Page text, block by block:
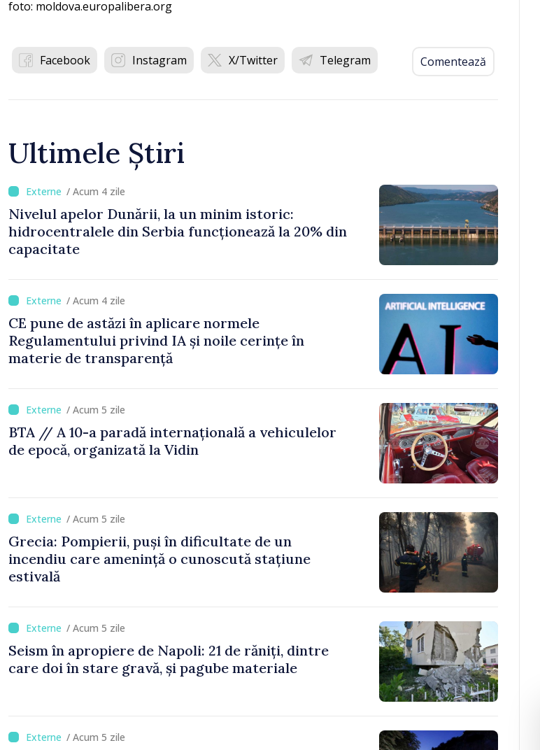
foto: moldova.europalibera.org
Facebook Instagram X/Twitter Telegram Comentează
Ultimele Știri
/ Acum 4 zile
Nivelul apelor Dunării, la un minim istoric:
hidrocentralele din Serbia funcționează la 20% din
capacitate
/ Acum 4 zile
CE pune de astăzi în aplicare normele
Regulamentului privind IA și noile cerințe în
materie de transparență
/ Acum 5 zile
BTA // A 10-a paradă internațională a vehiculelor
de epocă, organizată la Vidin
/ Acum 5 zile
Grecia: Pompierii, puși în dificultate de un
incendiu care amenință o cunoscută stațiune
estivală
/ Acum 5 zile
Seism în apropiere de Napoli: 21 de răniți, dintre
care doi în stare gravă, și pagube materiale
/ Acum 5 zile